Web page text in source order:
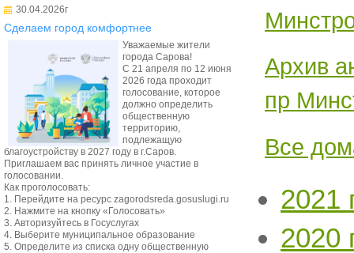
30.04.2026г
Сделаем город комфортнее
Уважаемые жители
города Сарова!
С 21 апреля по 12 июня
2026 года проходит
голосование, которое
должно определить
общественную
территорию,
подлежащую
благоустройству в 2027 году в г.Саров.
Приглашаем вас принять личное участие в
голосовании.
Как проголосовать:
1. Перейдите на ресурс zagorodsreda.gosuslugi.ru
2. Нажмите на кнопку «Голосовать»
3. Авторизуйтесь в Госуслугах
4. Выберите муниципальное образование
5. Определите из списка одну общественную
Архив
пр
Все
2021
2020